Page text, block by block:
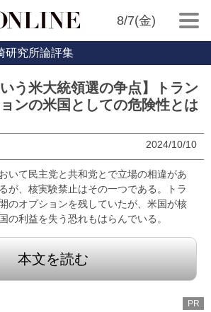
8/7(金)
研究所論評集
いう米大統領選の争点】トラン
ンの米国としての危険性とは
2024/10/10
いて民主党と共和党とで立場の相違があ
が、核実験禁止はその一つである。トラ
のオプションを残していたが、米国が核
の利益を失う恐れもはらんでいる。
本文を読む
PR